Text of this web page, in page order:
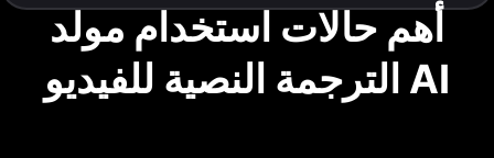
أهم حالات استخدام مولد
الترجمة النصية للفيديو AI